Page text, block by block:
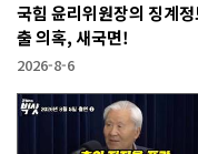
국힘 윤리위원장의 징계정
출 의혹, 새국면!
2026-8-6